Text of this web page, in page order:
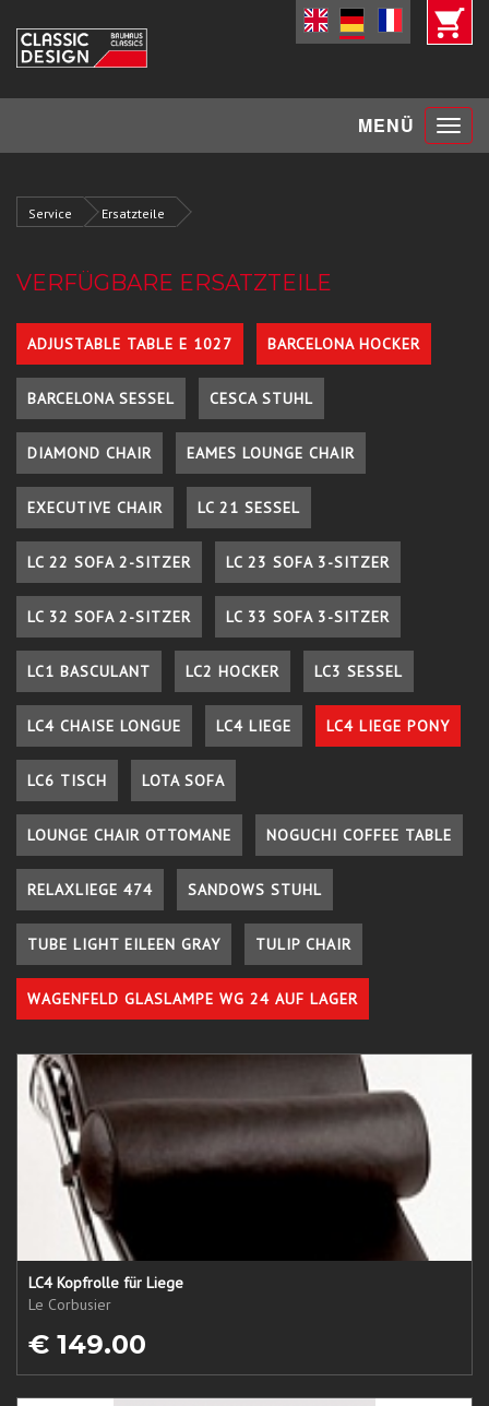
MENÜ Toggle
Service Ersatzteile
VERFÜGBARE ERSATZTEILE
ADJUSTABLE TABLE E 1027 BARCELONA HOCKER
BARCELONA SESSEL CESCA STUHL
DIAMOND CHAIR EAMES LOUNGE CHAIR
EXECUTIVE CHAIR LC 21 SESSEL
LC 22 SOFA 2-SITZER LC 23 SOFA 3-SITZER
LC 32 SOFA 2-SITZER LC 33 SOFA 3-SITZER
LC1 BASCULANT LC2 HOCKER LC3 SESSEL
LC4 CHAISE LONGUE LC4 LIEGE LC4 LIEGE PONY
LC6 TISCH LOTA SOFA
LOUNGE CHAIR OTTOMANE NOGUCHI COFFEE TABLE
RELAXLIEGE 474 SANDOWS STUHL
TUBE LIGHT EILEEN GRAY TULIP CHAIR
WAGENFELD GLASLAMPE WG 24 AUF LAGER
LC4 Kopfrolle für Liege
Le Corbusier
€ 149.00